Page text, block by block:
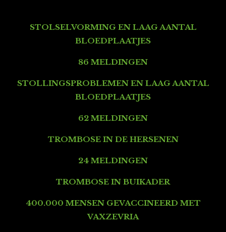
STOLSELVORMING EN LAAG AANTAL
BLOEDPLAATJES
86 MELDINGEN
STOLLINGSPROBLEMEN EN LAAG AANTAL
BLOEDPLAATJES
62 MELDINGEN
TROMBOSE IN DE HERSENEN
24 MELDINGEN
TROMBOSE IN BUIKADER
400.000 MENSEN GEVACCINEERD MET
VAXZEVRIA